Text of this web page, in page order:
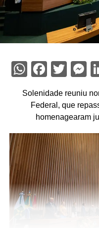
WhatsApp
Solenidade reuniu
Federal, que
homenagearam